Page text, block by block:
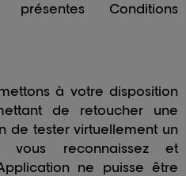
présentes Conditions
à votre disposition
de retoucher une
de tester virtuellement un
vous reconnaissez et
ne puisse être